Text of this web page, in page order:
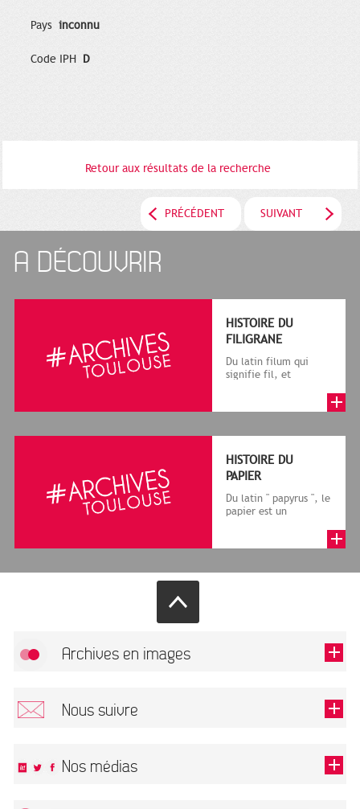
Pays inconnu
Code IPH D
Retour aux résultats de la recherche
PRÉCÉDENT SUIVANT
A DÉCOUVRIR
HISTOIRE DU
FILIGRANE
Du latin filum qui
signifie fil, et
le cadre de la f...
HISTOIRE DU
PAPIER
Du latin " papyrus ", le
papier est un
végétales réduite...
Archives en images
Nous suivre
Nos médias